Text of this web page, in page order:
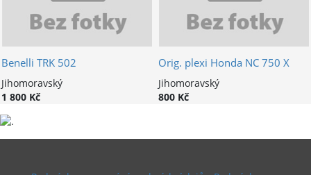
Benelli TRK 502
Jihomoravský
1 800 Kč
Orig. plexi Honda NC 750 X
Jihomoravský
800 Kč